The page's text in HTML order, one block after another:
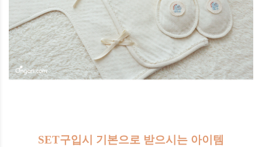
SET구입시 기본으로 받으시는 아이템